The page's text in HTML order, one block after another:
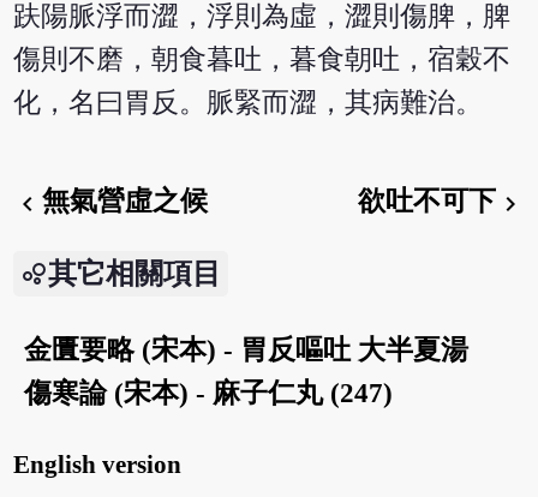
趺陽脈浮而澀，浮則為虛，澀則傷脾，脾
傷則不磨，朝食暮吐，暮食朝吐，宿穀不
化，名曰胃反。脈緊而澀，其病難治。
chevron_left無氣營虛之候 欲吐不可下 chevron_right
其它相關項目
金匱要略 (宋本) - 胃反嘔吐 大半夏湯
傷寒論 (宋本) - 麻子仁丸 (247)
English version